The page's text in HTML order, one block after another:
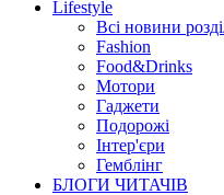
Lifestyle
Всі новини
Fashion
Food&Drinks
Мотори
Гаджети
Подорожі
Інтер'єри
Гемблінг
БЛОГИ ЧИТАЧІВ